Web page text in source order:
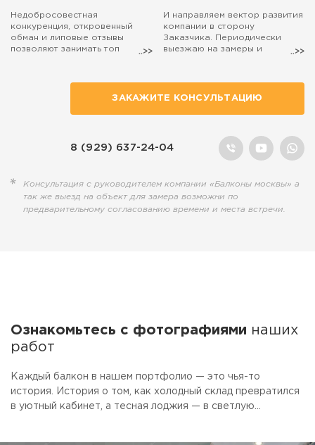
Недобросовестная
конкуренция, откровенный
обман и липовые отзывы
позволяют занимать топ
действительно занятые
полезным делом, остаются на
И направляем вектор развития
компании в сторону
Заказчика. Периодически
выезжаю на замеры и
балкона выехал лично я, то
просто попросите об этом
ЗАКАЖИТЕ КОНСУЛЬТАЦИЮ
8 (929) 637-24-04
Консультация с руководителем компании «Балконы москвы» а
так же выезд на объект для замера возможни по
предварительному согласованию времени и места встречи.
Ознакомьтесь с фотографиями наших
работ
Каждый балкон в нашем портфолио — это чья-то
история. История о том, как холодный склад превратился
в уютный кабинет, а тесная лоджия — в светлую